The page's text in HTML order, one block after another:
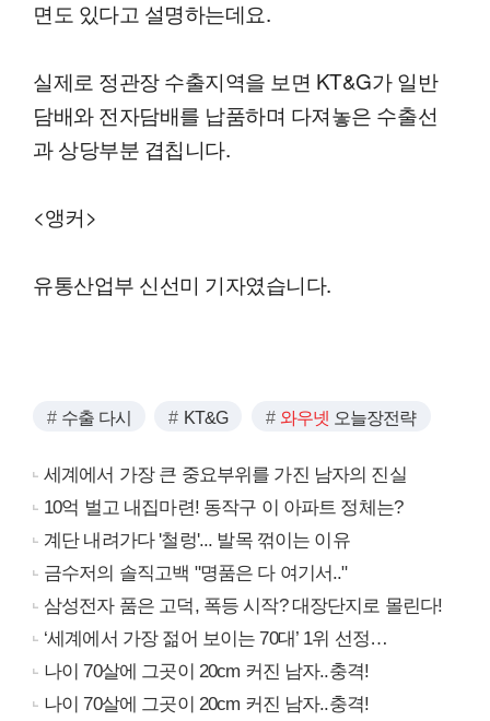
면도 있다고 설명하는데요.
실제로 정관장 수출지역을 보면 KT&G가 일반
담배와 전자담배를 납품하며 다져놓은 수출선
과 상당부분 겹칩니다.
<앵커>
유통산업부 신선미 기자였습니다.
수출 다시 KT&G 와우넷 오늘장전략
세계에서 가장 큰 중요부위를 가진 남자의 진실
10억 벌고 내집마련! 동작구 이 아파트 정체는?
계단 내려가다 '철렁'... 발목 꺾이는 이유
금수저의 솔직고백 "명품은 다 여기서.."
삼성전자 품은 고덕, 폭등 시작? 대장단지로 몰린다!
‘세계에서 가장 젊어 보이는 70대’ 1위 선정…
나이 70살에 그곳이 20cm 커진 남자..충격!
나이 70살에 그곳이 20cm 커진 남자..충격!